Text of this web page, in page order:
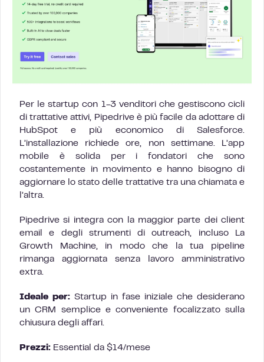
Per le startup con 1-3 venditori che gestiscono cicli
di trattative attivi, Pipedrive è più facile da adottare di
HubSpot e più economico di Salesforce.
L’installazione richiede ore, non settimane. L’app
mobile è solida per i fondatori che sono
costantemente in movimento e hanno bisogno di
aggiornare lo stato delle trattative tra una chiamata e
l’altra.
Pipedrive si integra con la maggior parte dei client
email e degli strumenti di outreach, incluso La
Growth Machine, in modo che la tua pipeline
rimanga aggiornata senza lavoro amministrativo
extra.
Ideale per: Startup in fase iniziale che desiderano
un CRM semplice e conveniente focalizzato sulla
chiusura degli affari.
Prezzi: Essential da $14/mese